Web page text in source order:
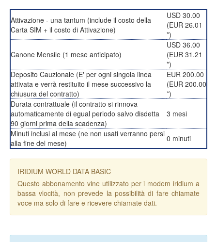
Attivazione - una tantum (include il costo della
Carta SIM + il costo di Attivazione)
USD 30.00
(EUR 26.01
*)
Canone Mensile (1 mese anticipato)
USD 36.00
(EUR 31.21
*)
Deposito Cauzionale (E' per ogni singola linea
attivata e verrà restituito il mese successivo la
chiusura del contratto)
EUR 200.00
(EUR 200.00
*)
Durata contrattuale (il contratto si rinnova
automaticamente di egual periodo salvo disdetta
90 giorni prima della scadenza)
3 mesi
Minuti inclusi al mese (ne non usati verranno persi
alla fine del mese)
0 minuti
IRIDIUM WORLD DATA BASIC
Questo abbonamento vine utilizzato per i modem iridium a
bassa vlocità, non prevede la possibilità di fare chiamate
voce ma solo di fare e ricevere chiamate dati.